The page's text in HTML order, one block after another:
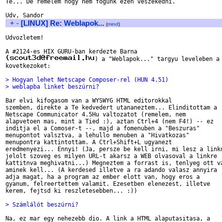
Te... De remelem hogy nem fogunk ezen veszekedni.
+ - [LINUX] Re: Weblapok... (mind)
Udvozletem!
) a "Weblapok..." targyu leveleben a
kovetkezoket:
> Hogyan lehet Netscape Composer-rel (HUN 4.51)
> weblapba linket beszúrni?
Bar elvi kifogasom van a WYSWYG HTML editorokkal
szemben, direkte a Te kedvedert utananeztem... Elinditottam a
Netscape Communicator 4.5Hu valtozatot (remelem, nem
alapvetoen mas, mint a Tied :), aztan Ctrl+4 (nem F4!) -- ez
inditja el a Comoser-t --, majd a fomenuben a "Beszuras"
menupontot valsztva, a lehullo menuben a "Hivatkozas"
menupontra kattintottam. A Ctrl+Shift+L ugyanezt
eredmenyezi... Ennyi! (Ja, persze be kell irni, mi lesz a
jelolt szoveg es milyen URL-t akarsz a WEB olvasoval a linkre
kattitnva meghivatni...) Megneztem a forrast is, tenlyeg ott
aminek kell... (A kerdesed illetve a ra adando valasz annyira
adja magat, ha a program az ember elott van, hogy eros a
gyanum, felreertettem valamit. Ezesetben elenezest, illetve
kerem, fejtsd ki reszletesebben... :))
> Számlálót beszúrni?
Na, ez mar egy nehezebb dio. A link a HTML alaputasitasa, a